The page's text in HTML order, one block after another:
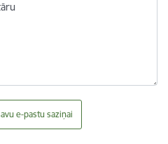
e-pastu saziņai